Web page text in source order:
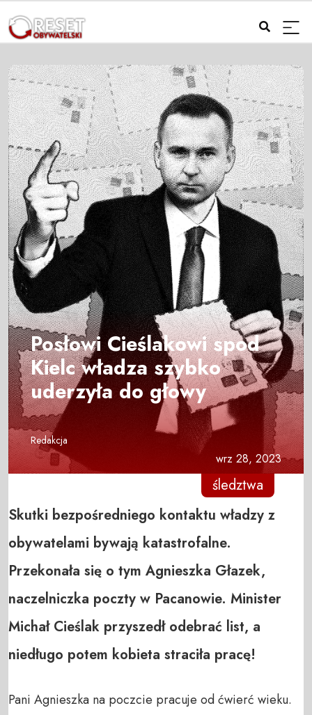
Posłowi Cieślakowi spod
Kielc władza szybko
uderzyła do głowy
Redakcja
wrz 28, 2023
śledztwa
Skutki bezpośredniego kontaktu władzy z
obywatelami bywają katastrofalne.
Przekonała się o tym Agnieszka Głazek,
naczelniczka poczty w Pacanowie. Minister
Michał Cieślak przyszedł odebrać list, a
niedługo potem kobieta straciła pracę!
Pani Agnieszka na poczcie pracuje od ćwierć wieku.